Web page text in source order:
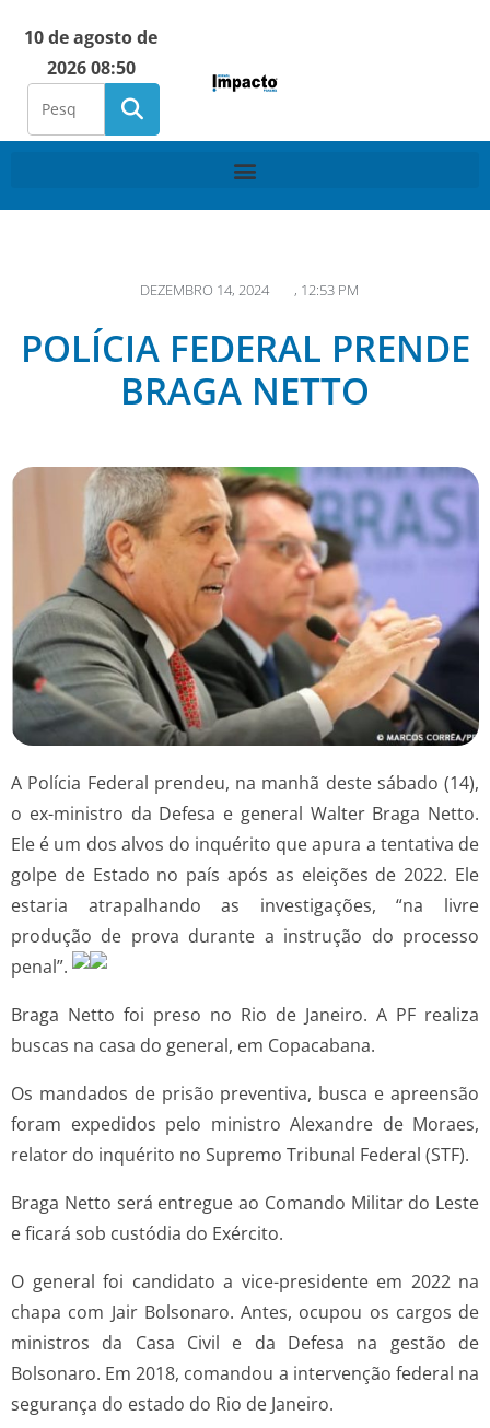
10 de agosto de
2026 08:50
DEZEMBRO 14, 2024 , 12:53 PM
POLÍCIA FEDERAL PRENDE
BRAGA NETTO
A Polícia Federal prendeu, na manhã deste sábado (14),
o ex-ministro da Defesa e general Walter Braga Netto.
Ele é um dos alvos do inquérito que apura a tentativa de
golpe de Estado no país após as eleições de 2022. Ele
estaria atrapalhando as investigações, “na livre
produção de prova durante a instrução do processo
penal”.
Braga Netto foi preso no Rio de Janeiro. A PF realiza
buscas na casa do general, em Copacabana.
Os mandados de prisão preventiva, busca e apreensão
foram expedidos pelo ministro Alexandre de Moraes,
relator do inquérito no Supremo Tribunal Federal (STF).
Braga Netto será entregue ao Comando Militar do Leste
e ficará sob custódia do Exército.
O general foi candidato a vice-presidente em 2022 na
chapa com Jair Bolsonaro. Antes, ocupou os cargos de
ministros da Casa Civil e da Defesa na gestão de
Bolsonaro. Em 2018, comandou a intervenção federal na
segurança do estado do Rio de Janeiro.